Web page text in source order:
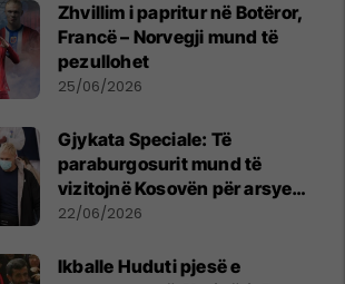
Zhvillim i papritur në Botëror,
Francë – Norvegji mund të
pezullohet
25/06/2026
​Gjykata Speciale: Të
paraburgosurit mund të
vizitojnë Kosovën për arsye
humanitare
22/06/2026
Ikballe Huduti pjesë e